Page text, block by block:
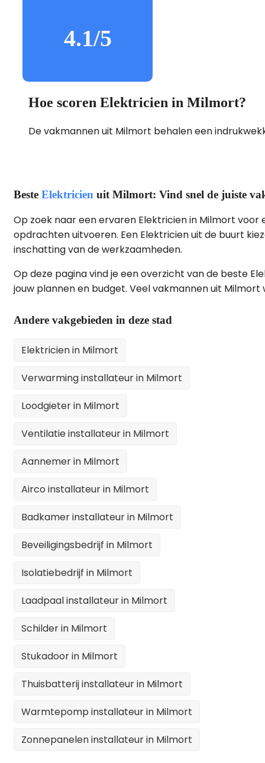
4.1/5
Hoe scoren Elektricien in Milmort?
De vakmannen uit Milmort behalen een
Beste Elektricien uit Milmort: Vind snel de juiste
Op zoek naar een ervaren Elektricien in Milmort
opdrachten uitvoeren. Een Elektricien uit de buurt
inschatting van de werkzaamheden.
Op deze pagina vind je een overzicht van de beste
jouw plannen en budget. Veel vakmannen uit
Andere vakgebieden in deze stad
Elektricien in Milmort
Verwarming installateur in Milmort
Loodgieter in Milmort
Ventilatie installateur in Milmort
Aannemer in Milmort
Airco installateur in Milmort
Badkamer installateur in Milmort
Beveiligingsbedrijf in Milmort
Isolatiebedrijf in Milmort
Laadpaal installateur in Milmort
Schilder in Milmort
Stukadoor in Milmort
Thuisbatterij installateur in Milmort
Warmtepomp installateur in Milmort
Zonnepanelen installateur in Milmort